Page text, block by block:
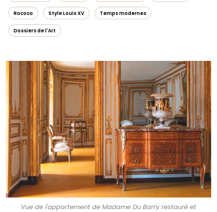
Rococo Style Louis XV Temps modernes
Dossiers de l'Art
Vue de l'appartement de Madame Du Barry restauré et